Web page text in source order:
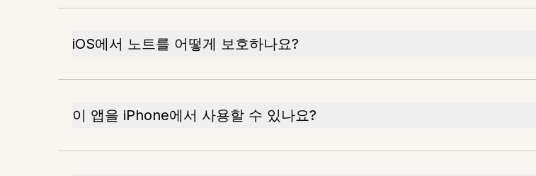
iOS에서 노트를 어떻게 보호하나요?
이 앱을 iPhone에서 사용할 수 있나요?